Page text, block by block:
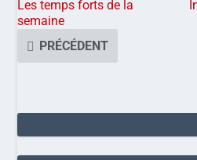
Les temps forts de la
semaine
PRÉCÉDENT